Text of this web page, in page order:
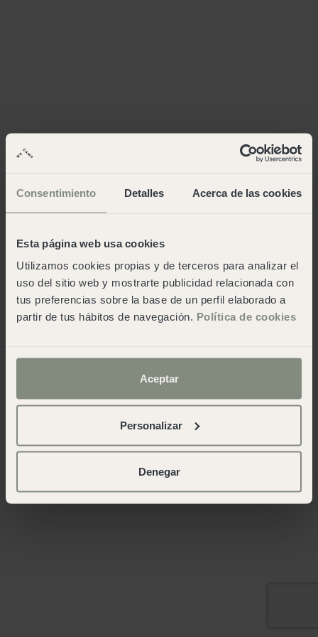
Consentimiento Detalles Acerca de las cookies
Esta página web usa cookies
Utilizamos cookies propias y de terceros para analizar el
uso del sitio web y mostrarte publicidad relacionada con
tus preferencias sobre la base de un perfil elaborado a
partir de tus hábitos de navegación. Política de cookies
Aceptar
Personalizar
Denegar